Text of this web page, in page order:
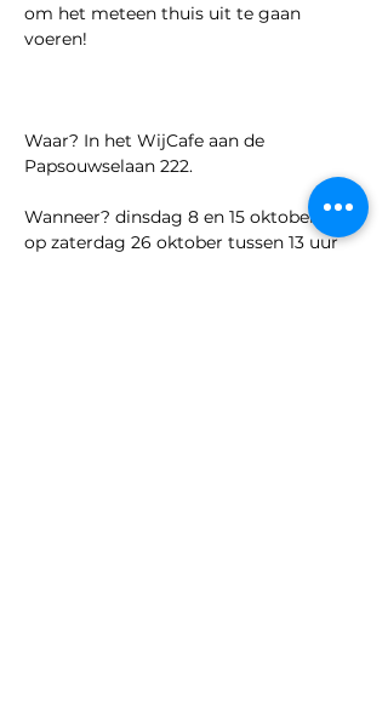
om het meteen thuis uit te gaan
voeren!
Waar? In het WijCafe aan de
Papsouwselaan 222.
Wanneer? dinsdag 8 en 15 oktober en
op zaterdag 26 oktober tussen 13 uur